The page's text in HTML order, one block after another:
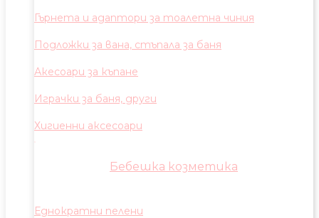
Гърнета и адаптори за тоалетна чиния
Подложки за вана, стъпала за баня
Акесоари за къпане
Играчки за баня, други
Хигиенни аксесоари
Бебешка козметика
Еднократни пелени